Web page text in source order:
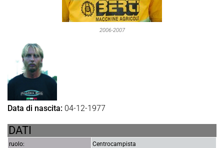
2006-2007
Data di nascita: 04-12-1977
DATI
ruolo:
Centrocampista